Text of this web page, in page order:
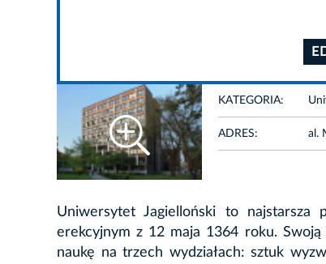
KATEGORIA:
ADRES: al.
Uniwersytet Jagielloński to najstarsza
erekcyjnym z 12 maja 1364 roku. Swoją
naukę na trzech wydziałach: sztuk